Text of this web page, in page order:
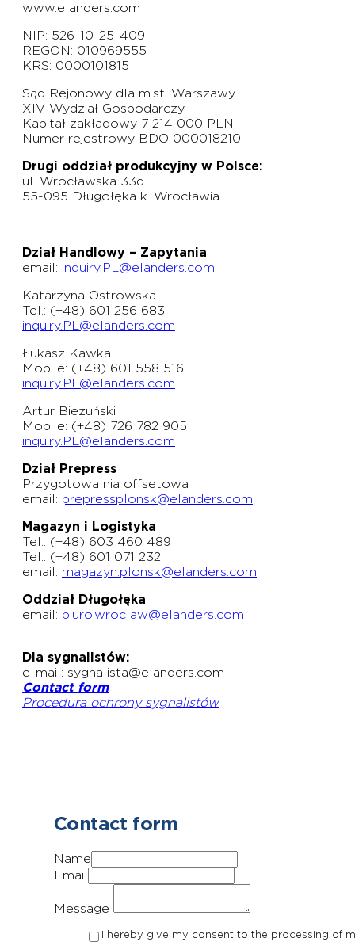
www.elanders.com
NIP: 526-10-25-409
REGON: 010969555
KRS: 0000101815
Sąd Rejonowy dla m.st. Warszawy
XIV Wydział Gospodarczy
Kapitał zakładowy 7 214 000 PLN
Numer rejestrowy BDO 000018210
Drugi oddział produkcyjny w Polsce:
ul. Wrocławska 33d
55-095 Długołęka k. Wrocławia
Dział Handlowy – Zapytania
email: inquiry.PL@elanders.com
Katarzyna Ostrowska
Tel.: (+48) 601 256 683
inquiry.PL@elanders.com
Łukasz Kawka
Mobile: (+48) 601 558 516
inquiry.PL@elanders.com
Artur Bieżuński
Mobile: (+48) 726 782 905
inquiry.PL@elanders.com
Dział Prepress
Przygotowalnia offsetowa
email: prepressplonsk@elanders.com
Magazyn i Logistyka
Tel.: (+48) 603 460 489
Tel.: (+48) 601 071 232
email: magazyn.plonsk@elanders.com
Oddział Długołęka
email: biuro.wroclaw@elanders.com
Dla sygnalistów:
e-mail: sygnalista@elanders.com
Contact form
Procedura ochrony sygnalistów
Contact form
Name
Email
Message
I hereby give my consent to the processing of